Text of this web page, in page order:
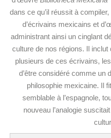
dans ce qu’il réussit à
d’écrivains mexicains et
administrant ainsi un cinglant
culture de nos régions. Il
plusieurs de ces écrivains,
d’être considéré comme un
philosophie mexicaine. Il
semblable à l’espagnole,
nouveau l’analogie